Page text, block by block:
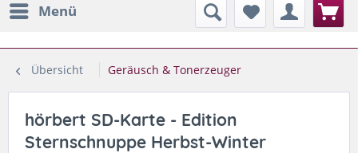
Menü
Übersicht Geräusch & Tonerzeuger
hörbert SD-Karte - Edition
Sternschnuppe Herbst-Winter